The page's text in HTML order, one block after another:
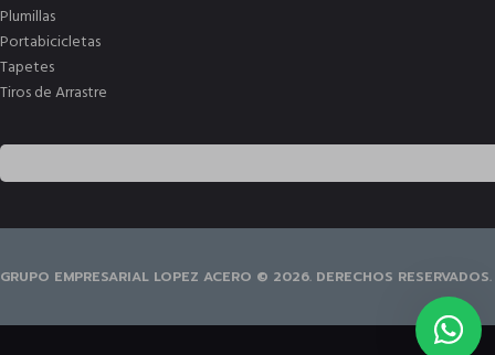
Plumillas
Portabicicletas
Tapetes
Tiros de Arrastre
GRUPO EMPRESARIAL LOPEZ ACERO © 2026. DERECHOS RESERVADOS.